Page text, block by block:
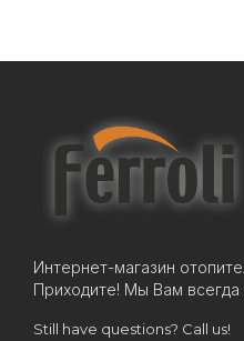
Интернет-магазин
Приходите! Мы Вам всегда
Still have questions? Call us!